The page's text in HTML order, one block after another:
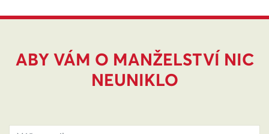
ABY VÁM O MANŽELSTVÍ NIC
NEUNIKLO